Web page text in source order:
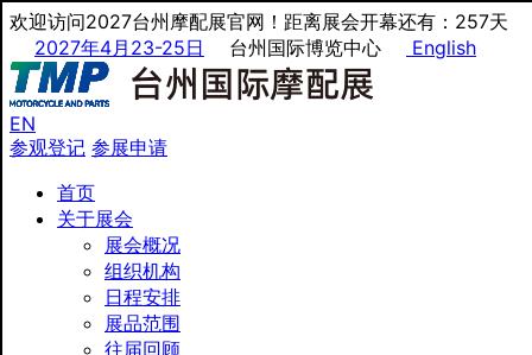
欢迎访问2027台州摩配展官网！距离展会开幕还有：257天
2027年4月23-25日
台州国际博览中心 English
EN
参观登记 参展申请
首页
关于展会
展会概况
组织机构
日程安排
展品范围
往届回顾